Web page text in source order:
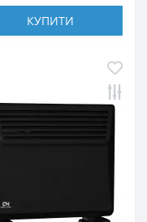
КУПИТИ